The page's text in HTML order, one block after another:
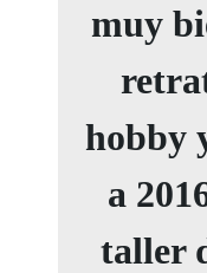
muy
hobby
a
taller